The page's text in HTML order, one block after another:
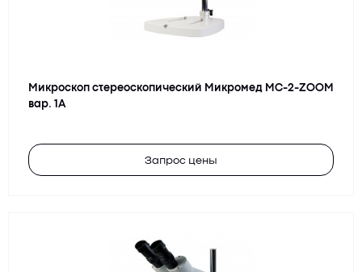
Микроскоп стереоскопический Микромед MC-2-ZOOM
вар. 1А
Запрос цены